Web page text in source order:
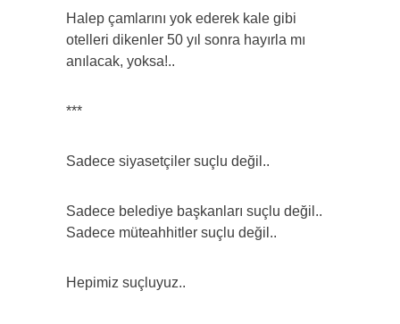
Halep çamlarını yok ederek kale gibi
otelleri dikenler 50 yıl sonra hayırla mı
anılacak, yoksa!..
***
Sadece siyasetçiler suçlu değil..
Sadece belediye başkanları suçlu değil..
Sadece müteahhitler suçlu değil..
Hepimiz suçluyuz..